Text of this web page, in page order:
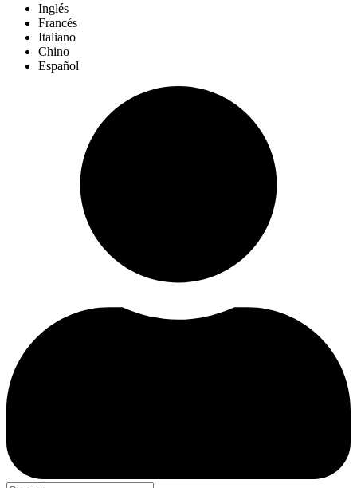
Inglés
Francés
Italiano
Chino
Español